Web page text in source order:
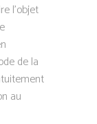
l’objet
de la
au